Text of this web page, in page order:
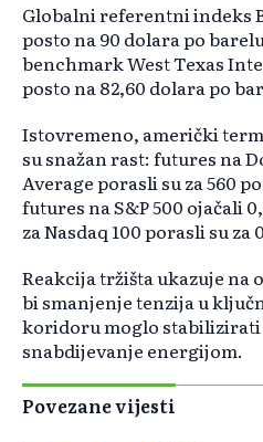
Globalni referentni indeks
posto na 90 dolara po
benchmark West Texas
posto na 82,60 dolara po
Istovremeno, američki
su snažan rast: futures na
Average porasli su za 560
futures na S&P 500 ojačali
za Nasdaq 100 porasli su za
Reakcija tržišta ukazuje na
bi smanjenje tenzija u
koridoru moglo
snabdijevanje energijom.
Povezane vijesti